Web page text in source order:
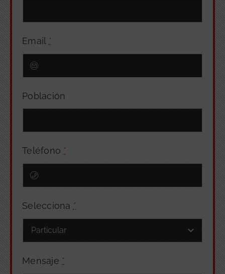
Email *
Población
Teléfono *
Selecciona *
Mensaje *